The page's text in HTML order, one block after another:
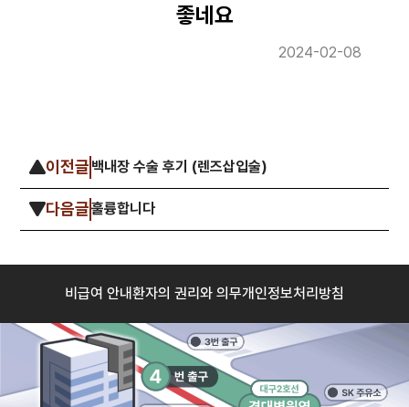
좋네요
2024-02-08
이전글 백내장 수술 후기 (렌즈삽입술)
다음글훌륭합니다
비급여 안내환자의 권리와 의무개인정보처리방침